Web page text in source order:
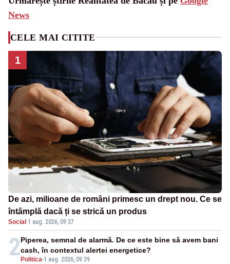
News
CELE MAI CITITE
1
De azi, milioane de români primesc un drept nou. Ce se
întâmplă dacă ți se strică un produs
Social ·1 aug. 2026, 09:37
2 Politica-1 aug. 2026, 09:39
Piperea, semnal de alarmă. De ce este bine să avem bani
cash, în contextul alertei energetice?